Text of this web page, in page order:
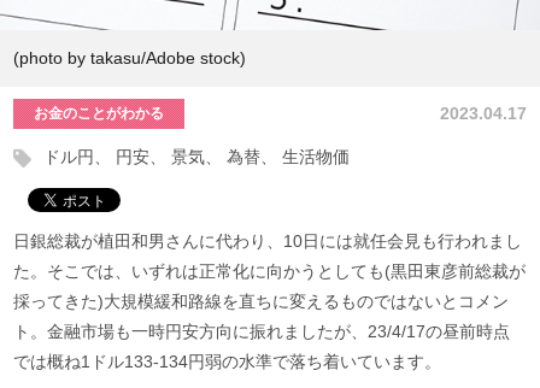
(photo by takasu/Adobe stock)
2023.04.17
お金のことがわかる
ドル円 円安 景気 為替 生活物価
日銀総裁が植田和男さんに代わり、10日には就任会見も行われまし
た。そこでは、いずれは正常化に向かうとしても(黒田東彦前総裁が
採ってきた)大規模緩和路線を直ちに変えるものではないとコメン
ト。金融市場も一時円安方向に振れましたが、23/4/17の昼前時点
では概ね1ドル133-134円弱の水準で落ち着いています。